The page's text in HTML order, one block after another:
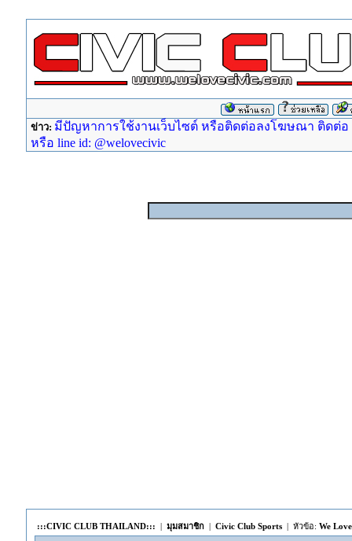
ข่าว: มีปัญหาการใช้งานเว็บไซต์ หรือติดต่อลงโฆษณา ติดต่อ
หรือ line id: @welovecivic
:::CIVIC CLUB THAILAND::: | มุมสมาชิก| Civic Club Sports| หัวข้อ: We